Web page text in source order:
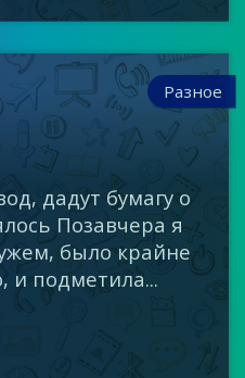
Разное
дадут бумагу о
Позавчера я
было крайне
и подметила...